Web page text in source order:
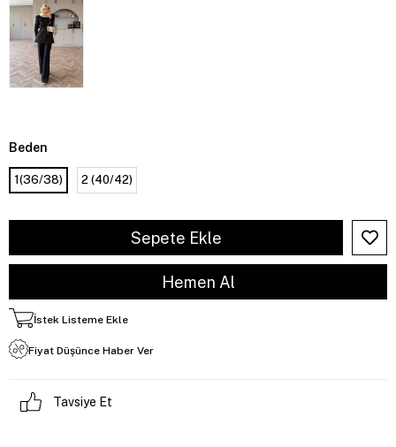
Beden
1(36/38) 2 (40/42)
İstek Listeme Ekle
Fiyat Düşünce Haber Ver
Tavsiye Et